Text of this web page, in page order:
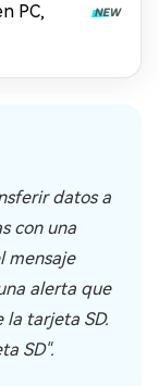
PC,
datos a
con una
mensaje
alerta que
la tarjeta SD.
SD".